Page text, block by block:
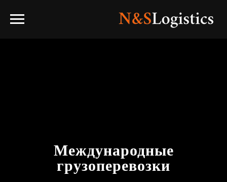
Международные
грузоперевозки